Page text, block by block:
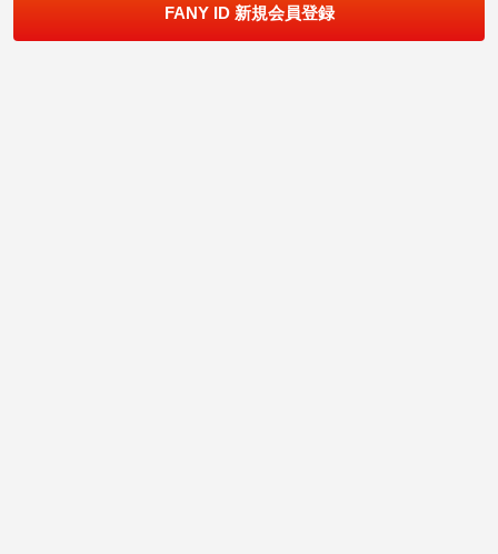
FANY ID 新規会員登録